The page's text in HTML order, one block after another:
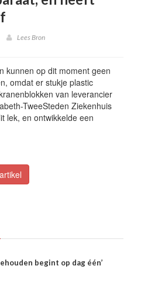
Lees Bron
kunnen op dit moment geen
omdat er stukje plastic
van leverancier
TweeSteden Ziekenhuis
lek, en ontwikkelde een
begint op dag één’